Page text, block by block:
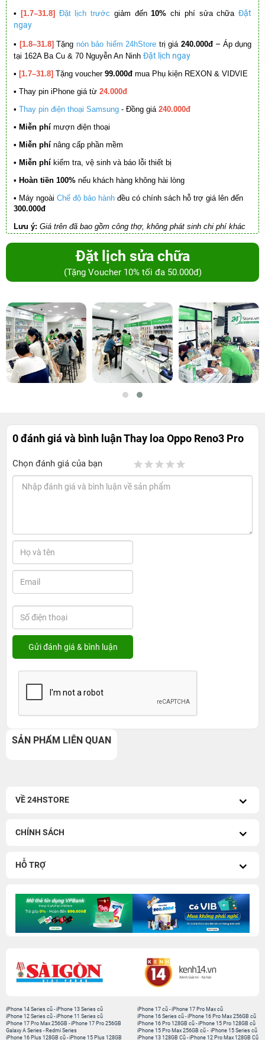
• [1.7–31.8] Đặt lịch trước giảm đến10% chi phí sửa chữa Đặt
ngay
• [1.8–31.8] Tặng nón bảo hiểm 24hStore trị giá 240.000đ – Áp dụng
tại 162A Ba Cu & 70 Nguyễn An Ninh Đặt lịch ngay
• [1.7–31.8] Tặng voucher 99.000đ mua Phụ kiện REXON & VIDVIE
• Thay pin iPhone giá từ 24.000đ
• Thay pin điện thoại Samsung - Đồng giá 240.000đ
• Miễn phí mượn điện thoại
• Miễn phí nâng cấp phần mềm
• Miễn phí kiểm tra, vệ sinh và báo lỗi thiết bị
• Hoàn tiền 100% nếu khách hàng không hài lòng
• Máy ngoài Chế độ bảo hành đều có chính sách hỗ trợ giá lên đến
300.000đ
Lưu ý: Giá trên đã bao gồm công thợ, không phát sinh chi phí khác
Đặt lịch sửa chữa
(Tặng Voucher 10% tối đa 50.000đ)
0 đánh giá và bình luậnThay loa Oppo Reno3 Pro
Chọn đánh giá của bạn
SẢN PHẨM LIÊN QUAN
VỀ 24HSTORE
CHÍNH SÁCH
HỖ TRỢ
iPhone 14 Series cũ -iPhone 13 Series cũ
iPhone 12 Series cũ -iPhone 11 Series cũ
iPhone 17 Pro Max 256GB -iPhone 17 Pro 256GB
Galaxy A Series - Redmi Series
iPhone 17 cũ-iPhone 17 Pro Max cũ
iPhone 16 Series cũ- iPhone 16 Pro Max 256GB cũ
iPhone 16 Pro 128GB cũ-iPhone 15 Pro 128GB cũ
iPhone 15 Pro Max 256GB cũ- iPhone 15 Series cũ
iPhone 16 Plus 128GB cũ -iPhone 15 Plus 128GB
iPhone 13 128GB Cũ-iPhone 12 Pro Max 128GB Cũ